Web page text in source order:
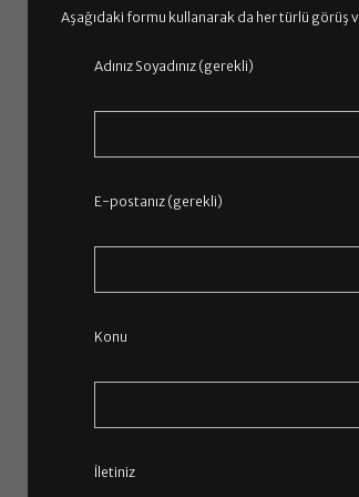
Aşağıdaki formu kullanarak da her türlü
Adınız Soyadınız (gerekli)
E-postanız (gerekli)
Konu
İletiniz